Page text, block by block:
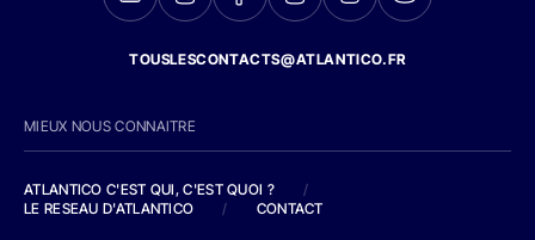
TOUSLESCONTACTS@ATLANTICO.FR
MIEUX NOUS CONNAITRE
ATLANTICO C'EST QUI, C'EST QUOI ?
/
LE RESEAU D'ATLANTICO
/ CONTACT